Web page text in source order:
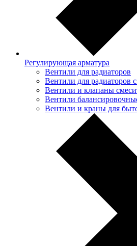
Регулирующая арматура
Вентили для радиаторов
Вентили для
Вентили и клапаны
Вентили
Вентили и краны для